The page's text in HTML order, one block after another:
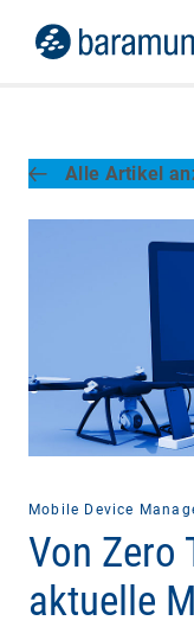
Alle Artikel
Mobile Device
Von Zero
aktuelle